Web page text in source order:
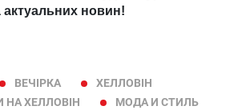
актуальних новин!
ВЕЧІРКА
ХЕЛЛОВІН
ХЕЛЛОВІН
МОДА И СТИЛЬ